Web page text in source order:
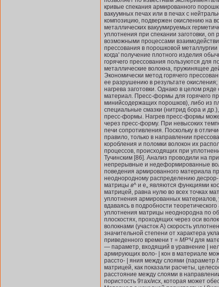
кривые спекания армирован­ного
вакуумных печах или в печах с
композицию, подвержен окислению на
металлических вакуумируемых
уплотнения при спекании заготовки,
возможными процессами
прессования в порош­ковой
когда' получение плотного изделия
горячего прессования пользуются для
металлические волокна, пружинящее
Экономически метод горячего
ее разрушению в результате
нагрева заготовки. Однако в це­лом
материал. Пресс-формы для горячего
минийсодержащих порошков), либо из
специальные смазки (нитрид бора и
пресс-формы. Нагрев пресс-формы
через пресс-форму. При невысоких
печи сопротивления. Поскольку в
правило, только в направлении
коробления и поломки волокон их
процессов, происходящих при
Тучинским [86]. Анализ проводили на
непре­рывные и недеформированные
поведения армированного материала
неоднородному распределению
матрицы в^ и е„ являются функ­циями
матрицей, равна нулю во всех точках
уплотнения армированных
вдаваясь в подробности
уплотнения матрицы неоднородна по
плоскостях, проходящих через оси
волокнами (участок А) скорость
значительной степени от характера
приведенного времени т = МР'Ч для
— параметр, входящий в уравнение |
армирующих воло- | кон в материале
рассто- | яния между слоями (параметр
матрицей, как показали расчеты,
расстояние между слоями в
пористость 9тах/исх, которая может